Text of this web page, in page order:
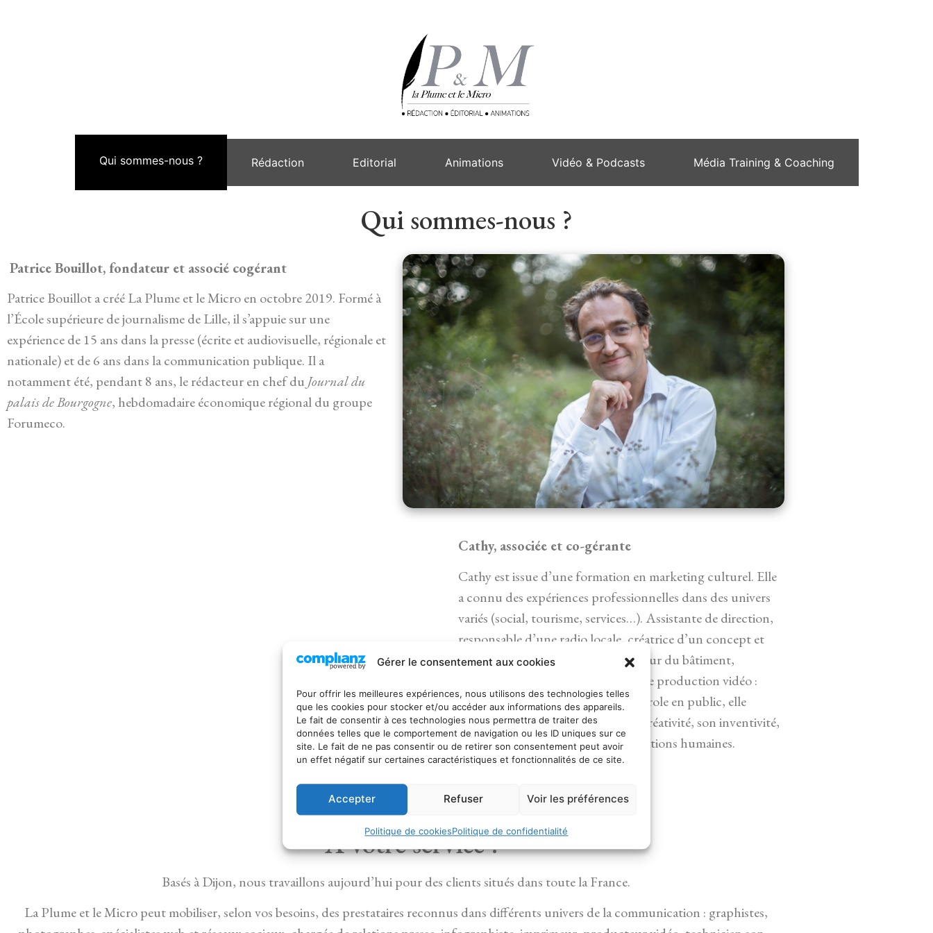
Gérer le consentement aux cookies
Pour offrir les meilleures expériences, nous utilisons des technologies telles
que les cookies pour stocker et/ou accéder aux informations des appareils.
Le fait de consentir à ces technologies nous permettra de traiter des
données telles que le comportement de navigation ou les ID uniques sur ce
site. Le fait de ne pas consentir ou de retirer son consentement peut avoir
un effet négatif sur certaines caractéristiques et fonctionnalités de ce site.
Accepter Refuser Voir les préférences
Politique de cookiesPolitique de confidentialité
Qui sommes-nous ? Rédaction Editorial Animations Vidéo & Podcasts Média Training & Coaching
Qui sommes-nous ?
Patrice Bouillot, fondateur et associé cogérant
Patrice Bouillot a créé La Plume et le Micro en octobre 2019. Formé à
l’École supérieure de journalisme de Lille, il s’appuie sur une
expérience de 15 ans dans la presse (écrite et audiovisuelle, régionale et
nationale) et de 6 ans dans la communication publique. Il a
notamment été, pendant 8 ans, le rédacteur en chef du Journal du
palais de Bourgogne, hebdomadaire économique régional du groupe
Forumeco.
Cathy, associée et co-gérante
Cathy est issue d’une formation en marketing culturel. Elle
a connu des expériences professionnelles dans des univers
variés (social, tourisme, services…). Assistante de direction,
responsable d’une radio locale, créatrice d’un concept et
dirigeante d’entreprise dans le secteur du bâtiment,
directrice artistique d’une société de production vidéo :
rompue à la scène et à la prise de parole en public, elle
apporte à La Plume et le Micro sa créativité, son inventivité,
son sens du management et des relations humaines.
À votre service !
Basés à Dijon, nous travaillons aujourd’hui pour des clients situés dans toute la France.
La Plume et le Micro peut mobiliser, selon vos besoins, des prestataires reconnus dans différents univers de la communication : graphistes,